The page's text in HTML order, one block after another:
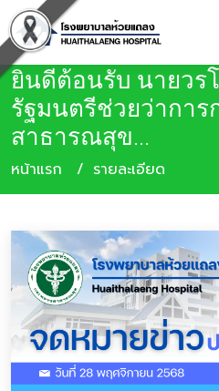
ยินดีต้อนรับ นายวร
รัฐมนตรีช่วยว่าการ
สาธารณสุข...
หน้าแรก รายละเอียด